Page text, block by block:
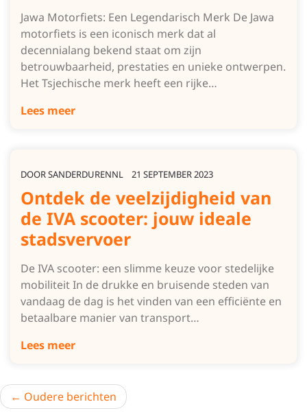
Jawa Motorfiets: Een Legendarisch Merk De Jawa
motorfiets is een iconisch merk dat al
decennialang bekend staat om zijn
betrouwbaarheid, prestaties en unieke ontwerpen.
Het Tsjechische merk heeft een rijke…
Lees meer
DOORSANDERDURENNL 21 SEPTEMBER 2023
Ontdek de veelzijdigheid van
de IVA scooter: jouw ideale
stadsvervoer
De IVA scooter: een slimme keuze voor stedelijke
mobiliteit In de drukke en bruisende steden van
vandaag de dag is het vinden van een efficiënte en
betaalbare manier van transport…
Lees meer
Berichtnavigatie
Oudere berichten